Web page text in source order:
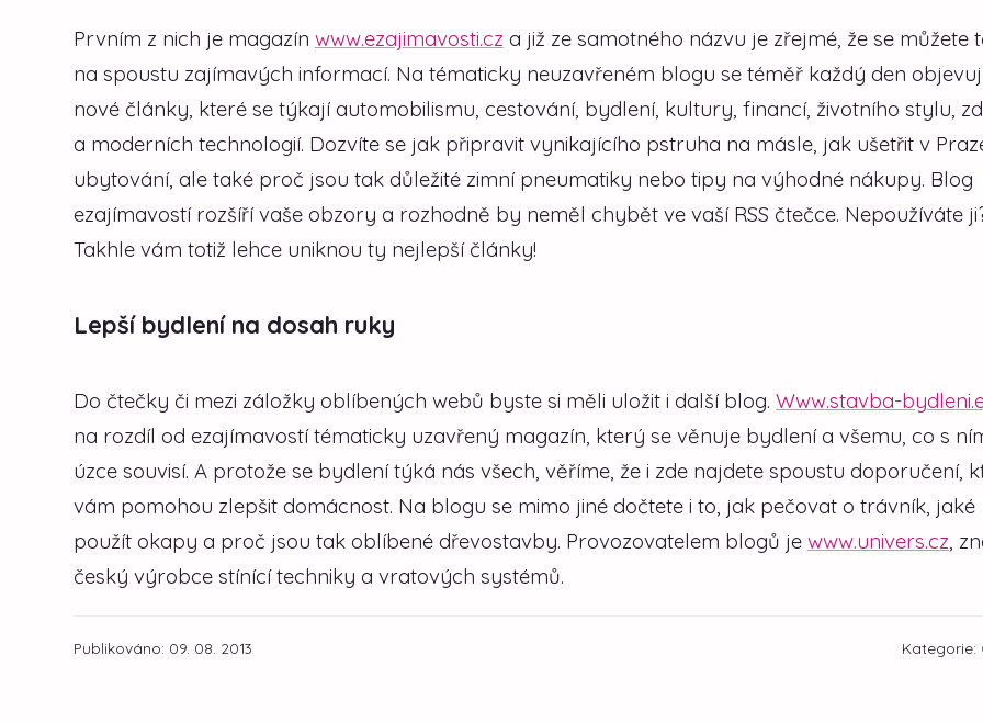
Prvním z nich je magazín www.ezajimavosti.cz a již ze samotného názvu je zřejmé, že se můžete
na spoustu zajímavých informací. Na tématicky neuzavřeném blogu se téměř každý den
nové články, které se týkají automobilismu, cestování, bydlení, kultury, financí, životního stylu,
a moderních technologií. Dozvíte se jak připravit vynikajícího pstruha na másle, jak ušetřit v
ubytování, ale také proč jsou tak důležité zimní pneumatiky nebo tipy na výhodné nákupy. Blog
ezajímavostí rozšíří vaše obzory a rozhodně by neměl chybět ve vaší RSS čtečce. Nepoužíváte
Takhle vám totiž lehce uniknou ty nejlepší články!
Lepší bydlení na dosah ruky
Do čtečky či mezi záložky oblíbených webů byste si měli uložit i další blog. Www.stavba-
na rozdíl od ezajímavostí tématicky uzavřený magazín, který se věnuje bydlení a všemu, co s
úzce souvisí. A protože se bydlení týká nás všech, věříme, že i zde najdete spoustu doporučení,
vám pomohou zlepšit domácnost. Na blogu se mimo jiné dočtete i to, jak pečovat o trávník, jaké
použít okapy a proč jsou tak oblíbené dřevostavby. Provozovatelem blogů je www.univers.cz ,
český výrobce stínící techniky a vratových systémů.
Publikováno: 09. 08. 2013 Kategorie: